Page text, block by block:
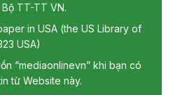
TT-TT VN.
in USA (the US Library of
USA)
“mediaonlinevn” khi bạn có
từ Website này.